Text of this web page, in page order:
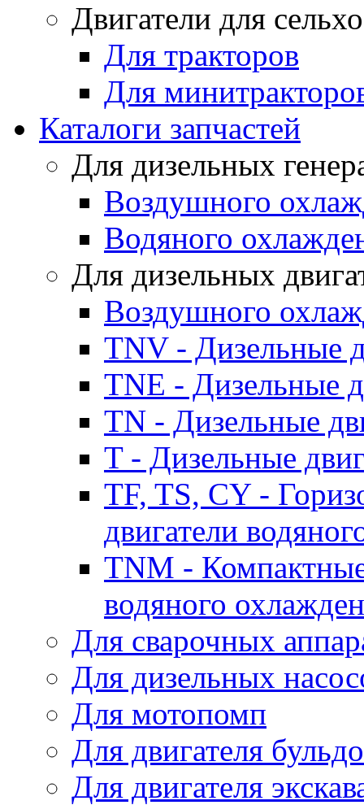
Двигатели для
Для тракторов
Для
Каталоги запчастей
Для дизельных
Воздушного
Водяного
Для дизельных
Воздушного
TNV - Дизельные
TNE - Дизельные
TN - Дизельные
T - Дизельные
TF, TS, CY -
двигатели
TNM -
водяного
Для сварочных
Для дизельных
Для мотопомп
Для двигателя
Для двигателя